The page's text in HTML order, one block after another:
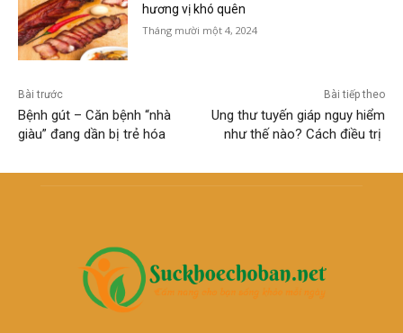
hương vị khó quên
Tháng mười một 4, 2024
Bài trước
Bệnh gút – Căn bệnh “nhà
giàu” đang dần bị trẻ hóa
Bài tiếp theo
Ung thư tuyến giáp nguy hiểm
như thế nào? Cách điều trị